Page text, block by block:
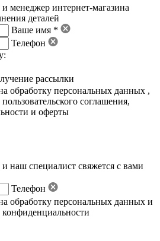
менеджер интернет-магазина
деталей
Ваше имя *
Телефон
рассылки
обработку персональных данных ,
соглашения,
и оферты
наш специалист свяжется с вами
Телефон
обработку персональных данных и